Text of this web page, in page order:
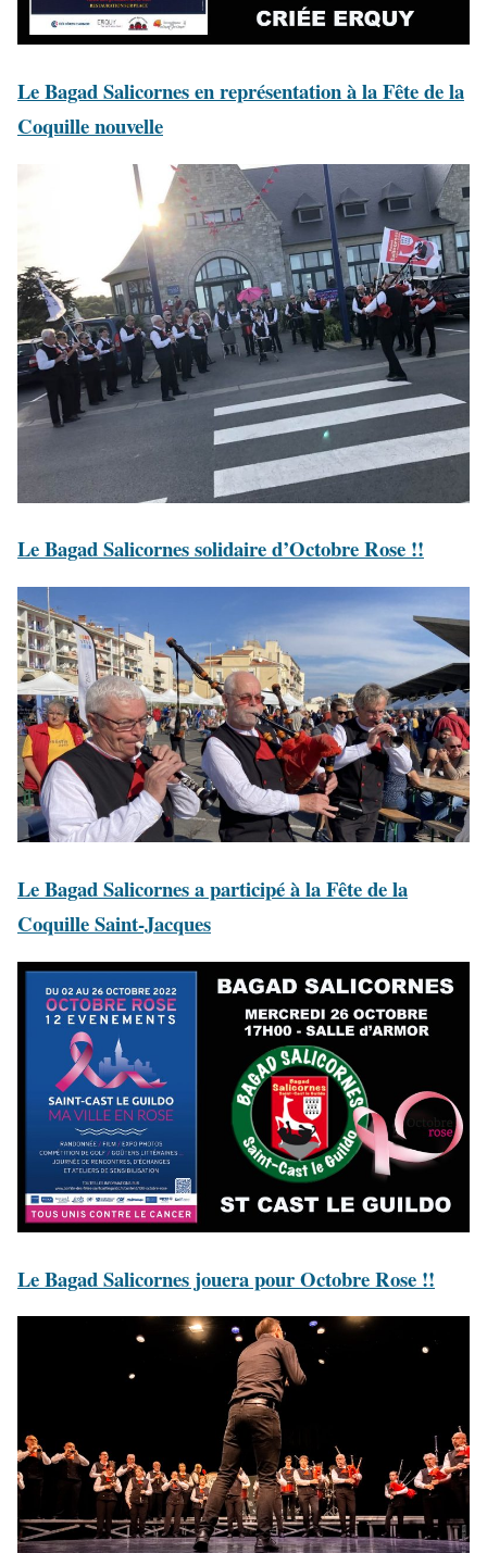
Le Bagad Salicornes en représentation à la Fête de la
Coquille nouvelle
Le Bagad Salicornes solidaire d’Octobre Rose !!
Le Bagad Salicornes a participé à la Fête de la
Coquille Saint-Jacques
Le Bagad Salicornes jouera pour Octobre Rose !!